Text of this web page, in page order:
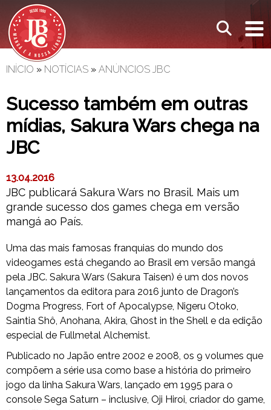
INÍCIO » NOTÍCIAS » ANÚNCIOS JBC
Sucesso também em outras
mídias, Sakura Wars chega na
JBC
13.04.2016
JBC publicará Sakura Wars no Brasil. Mais um
grande sucesso dos games chega em versão
mangá ao País.
Uma das mais famosas franquias do mundo dos
videogames está chegando ao Brasil em versão mangá
pela JBC. Sakura Wars (Sakura Taisen) é um dos novos
lançamentos da editora para 2016 junto de Dragon’s
Dogma Progress, Fort of Apocalypse, Nigeru Otoko,
Saintia Shô, Anohana, Akira, Ghost in the Shell e da edição
especial de Fullmetal Alchemist.
Publicado no Japão entre 2002 e 2008, os 9 volumes que
compõem a série usa como base a história do primeiro
jogo da linha Sakura Wars, lançado em 1995 para o
console Sega Saturn – inclusive, Oji Hiroi, criador do game,